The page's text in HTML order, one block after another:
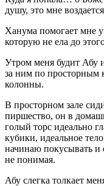
душу, это мне
Ханума помогает мне
которую не ела до
Утром меня будит Абу
за ним по просторным
колонны.
В просторном зале
пиршество, он в
голый торс идеально
кубики, идеальное
начинаю покусывать и
не понимая.
Абу слегка толкает